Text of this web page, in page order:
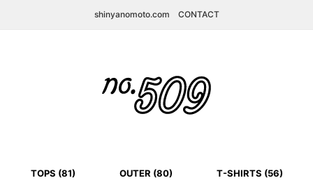
shinyanomoto.com CONTACT
TOPS (81) OUTER (80) T-SHIRTS (56)